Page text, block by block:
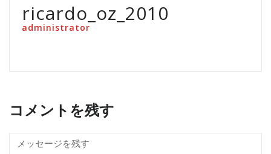
ricardo_oz_2010
administrator
コメントを残す